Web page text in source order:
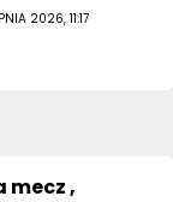
2026, 11:17
mecz ,